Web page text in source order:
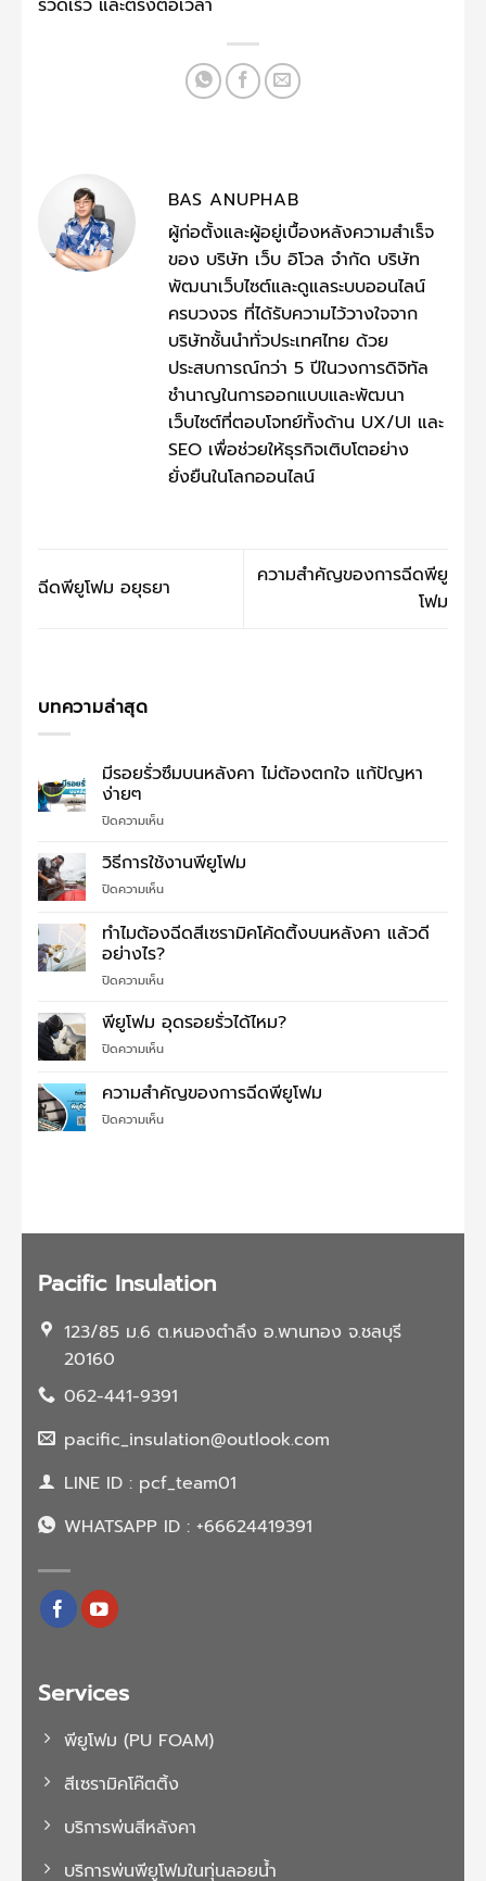
BAS ANUPHAB
ผู้ก่อตั้งและผู้อยู่เบื้องหลังความสำเร็จ
ของ บริษัท เว็บ อิโวล จำกัด บริษัท
พัฒนาเว็บไซต์และดูแลระบบออนไลน์
ครบวงจร ที่ได้รับความไว้วางใจจาก
บริษัทชั้นนำทั่วประเทศไทย ด้วย
ประสบการณ์กว่า 5 ปีในวงการดิจิทัล
ชำนาญในการออกแบบและพัฒนา
เว็บไซต์ที่ตอบโจทย์ทั้งด้าน UX/UI และ
SEO เพื่อช่วยให้ธุรกิจเติบโตอย่าง
ยั่งยืนในโลกออนไลน์
ฉีดพียูโฟม อยุธยา
ความสำคัญของการฉีดพียู
โฟม
บทความล่าสุด
มีรอยรั่วซึมบนหลังคา ไม่ต้องตกใจ แก้ปัญหา
ง่ายๆ
ปิดความเห็นบน
รอย
ซึม
หลังคา
ไม่
ตกใจ
ปัญหา
ง่ายๆ
วิธีการใช้งานพียูโฟม
ปิดความเห็นบน
การ
ใช้
พี
โฟม
ทำไมต้องฉีดสีเซรามิคโค้ดติ้งบนหลังคา แล้วดี
อย่างไร?
ปิดความเห็นบน
ต้อง
ฉีด
สี
โค้ด
บน
พียูโฟม อุดรอยรั่วได้ไหม?
ปิดความเห็นบน
ยู
โฟม
อุด
ความสำคัญของการฉีดพียูโฟม
ปิดความเห็นบน
พี
Pacific Insulation
123/85 ม.6 ต.หนองตำลึง อ.พานทอง จ.ชลบุรี
20160
062-441-9391
pacific_insulation@outlook.com
LINE ID : pcf_team01
WHATSAPP ID : +66624419391
Services
พียูโฟม (PU FOAM)
สีเซรามิคโค๊ตติ้ง
บริการพ่นสีหลังคา
บริการพ่นพียูโฟมในทุ่นลอยน้ำ